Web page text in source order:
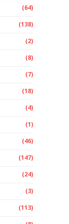
(64)
(138)
(2)
(8)
(7)
(18)
(4)
(1)
(46)
(147)
(24)
(3)
(113)